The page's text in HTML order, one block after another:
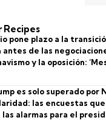
Recipes
pone plazo a la
antes de las
y la oposición:
es solo superado por
las encuestas que
las alarmas para el